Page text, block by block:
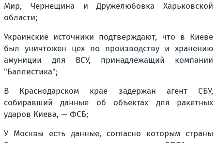
Мир, Чернещина и Дружелюбовка Харьковской
области;
Украинские источники подтверждают, что в Киеве
был уничтожен цех по производству и хранению
амуниции для ВСУ, принадлежащий компании
"Баллистика";
В Краснодарском крае задержан агент СБУ,
собиравший данные об объектах для ракетных
ударов Киева, — ФСБ;
У Москвы есть данные, согласно которым страны